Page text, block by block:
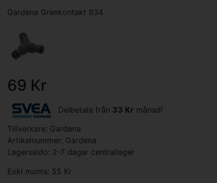
Gardena Grenkontakt 934
69 Kr
Delbetala från 33 Kr månad!
Tillverkare: Gardena
Artikelnummer: Gardena
Lagersaldo: 2-7 dagar centrallager
Exkl moms: 55 Kr